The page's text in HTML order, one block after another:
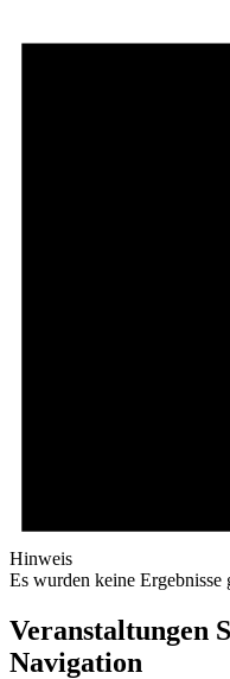
Hinweis
Es wurden keine Ergebnisse
Veranstaltungen
Navigation